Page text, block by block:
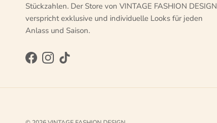
Stückzahlen. Der Store von VINTAGE FASHION DESIGN
verspricht exklusive und individuelle Looks für jeden
Anlass und Saison.
FacebookInstagram
TikTok